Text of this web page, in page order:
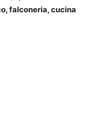
falconeria, cucina